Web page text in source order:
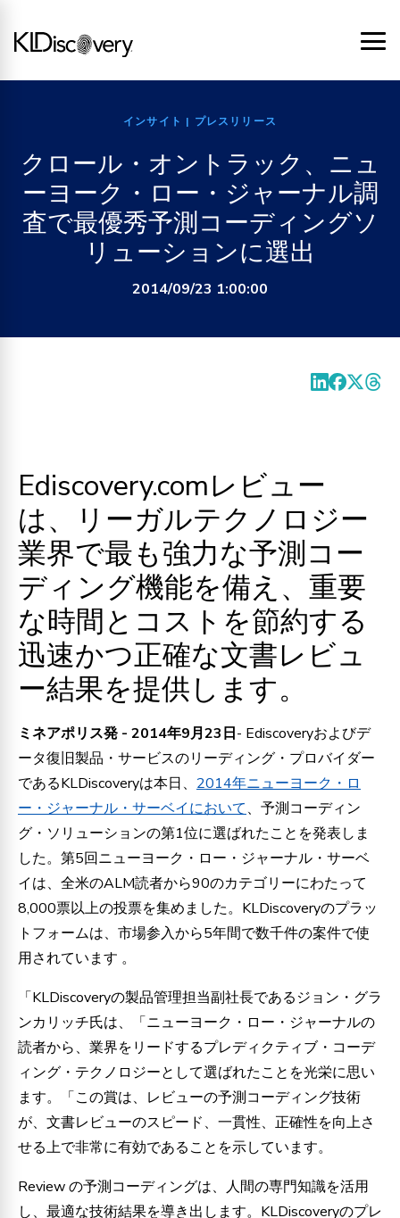
インサイト | プレスリリース
クロール・オントラック、ニュ
ーヨーク・ロー・ジャーナル調
査で最優秀予測コーディングソ
リューションに選出
2014/09/23 1:00:00
Ediscovery.comレビュー
は、リーガルテクノロジー
業界で最も強力な予測コー
ディング機能を備え、重要
な時間とコストを節約する
迅速かつ正確な文書レビュ
ー結果を提供します。
ミネアポリス発 - 2014年9月23日- Ediscoveryおよびデ
ータ復旧製品・サービスのリーディング・プロバイダー
であるKLDiscoveryは本日、 2014年ニューヨーク・ロ
ー・ジャーナル・サーベイにおいて、予測コーディン
グ・ソリューションの第1位に選ばれたことを発表しま
した。第5回ニューヨーク・ロー・ジャーナル・サーベ
イは、全米のALM読者から90のカテゴリーにわたって
8,000票以上の投票を集めました。KLDiscoveryのプラッ
トフォームは、市場参入から5年間で数千件の案件で使
用されています 。
「KLDiscoveryの製品管理担当副社長であるジョン・グラ
ンカリッチ氏は、「ニューヨーク・ロー・ジャーナルの
読者から、業界をリードするプレディクティブ・コーデ
ィング・テクノロジーとして選ばれたことを光栄に思い
ます。「この賞は、レビューの予測コーディング技術
が、文書レビューのスピード、一貫性、正確性を向上さ
せる上で非常に有効であることを示しています。
Review の予測コーディングは、人間の専門知識を活用
し、最適な技術結果を導き出します。KLDiscoveryのプレ